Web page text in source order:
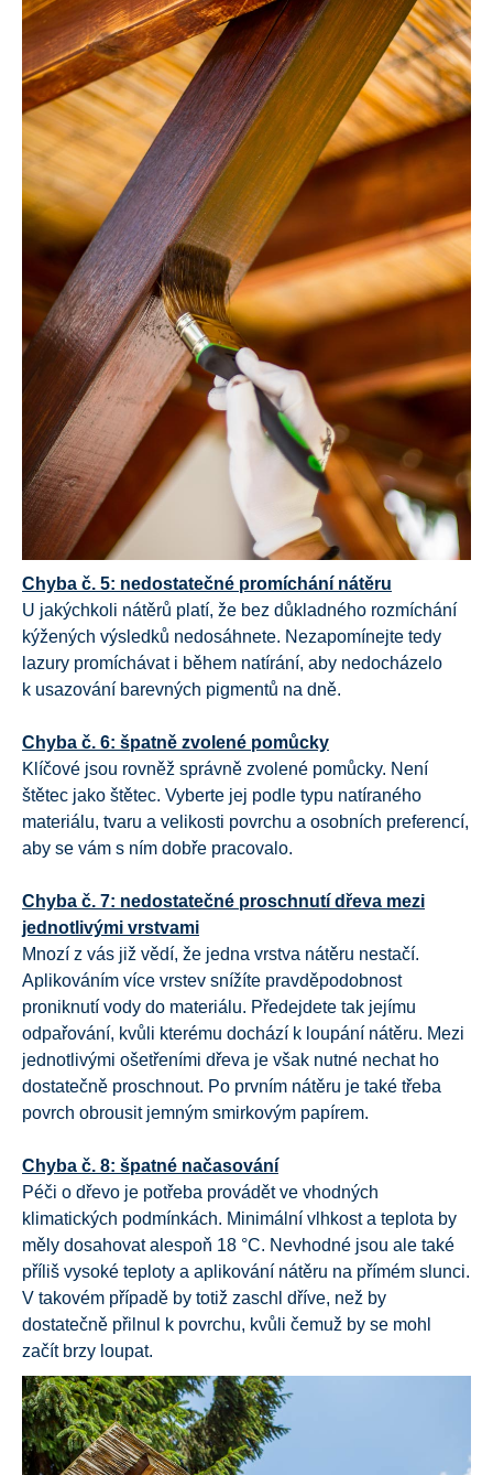
Chyba č. 5: nedostatečné promíchání nátěru
U jakýchkoli nátěrů platí, že bez důkladného rozmíchání
kýžených výsledků nedosáhnete. Nezapomínejte tedy
lazury promíchávat i během natírání, aby nedocházelo
k usazování barevných pigmentů na dně.
Chyba č. 6: špatně zvolené pomůcky
Klíčové jsou rovněž správně zvolené pomůcky. Není
štětec jako štětec. Vyberte jej podle typu natíraného
materiálu, tvaru a velikosti povrchu a osobních preferencí,
aby se vám s ním dobře pracovalo.
Chyba č. 7: nedostatečné proschnutí dřeva mezi
jednotlivými vrstvami
Mnozí z vás již vědí, že jedna vrstva nátěru nestačí.
Aplikováním více vrstev snížíte pravděpodobnost
proniknutí vody do materiálu. Předejdete tak jejímu
odpařování, kvůli kterému dochází k loupání nátěru. Mezi
jednotlivými ošetřeními dřeva je však nutné nechat ho
dostatečně proschnout. Po prvním nátěru je také třeba
povrch obrousit jemným smirkovým papírem.
Chyba č. 8: špatné načasování
Péči o dřevo je potřeba provádět ve vhodných
klimatických podmínkách. Minimální vlhkost a teplota by
měly dosahovat alespoň 18 °C. Nevhodné jsou ale také
příliš vysoké teploty a aplikování nátěru na přímém slunci.
V takovém případě by totiž zaschl dříve, než by
dostatečně přilnul k povrchu, kvůli čemuž by se mohl
začít brzy loupat.